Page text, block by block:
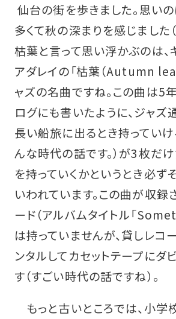
仙台の街を歩きました。思い
多くて秋の深まりを感じました
枯葉と言って思い浮かぶのは、
アダレイの「枯葉（Autumn
ャズの名曲ですね。この曲は5
ログにも書いたように、ジャズ
長い船旅に出るとき持っていけ
んな時代の話です。）が3枚だ
を持っていくかというとき必ず
いわれています。この曲が収録
ード（アルバムタイトル「
は持っていませんが、貸しレコ
ンタルしてカセットテープにダ
す（すごい時代の話ですね）。
もっと古いところでは、小学